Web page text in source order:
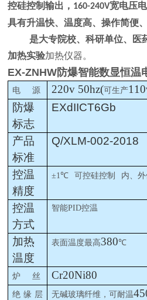
控硅控制输出， 160-240V宽电压
具有升温快、温度高、操作简便
是大专院校、科研单位、医
加热实验加热仪器。
EX-ZNHW防爆智能数显恒温
电 源 220v 50hz(可生产
防爆
标志
EXdIICT6Gb
产品
标准
Q/XLM-002-2018
控温
精度
±1℃ 可控硅控制 内、
控温
方式
智能PID控温
加热
温度
表面温度最高380℃
炉 丝 Cr20Ni80
绝 缘 层 无碱玻璃纤维，可耐温